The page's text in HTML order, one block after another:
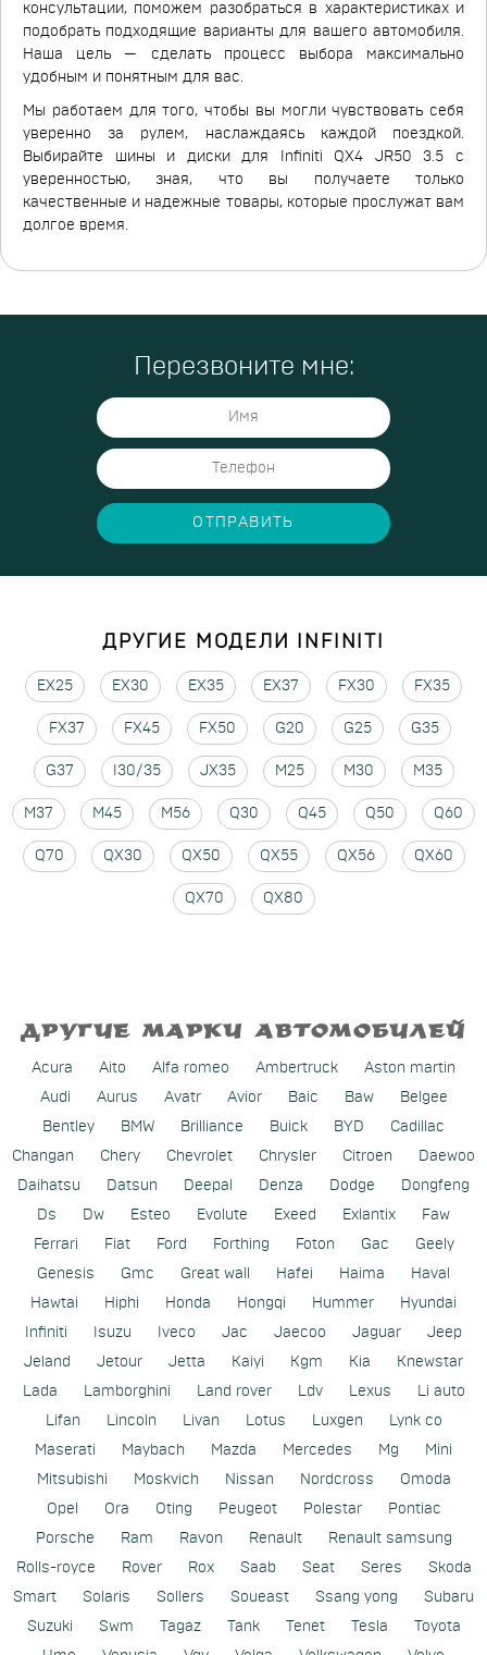
консультации, поможем разобраться в характеристиках и
подобрать подходящие варианты для вашего автомобиля.
Наша цель — сделать процесс выбора максимально
удобным и понятным для вас.
Мы работаем для того, чтобы вы могли чувствовать себя
уверенно за рулем, наслаждаясь каждой поездкой.
Выбирайте шины и диски для Infiniti QX4 JR50 3.5 с
уверенностью, зная, что вы получаете только
качественные и надежные товары, которые прослужат вам
долгое время.
Перезвоните мне:
ОТПРАВИТЬ
ДРУГИЕ МОДЕЛИ INFINITI
EX25 EX30 EX35 EX37 FX30 FX35
FX37 FX45 FX50 G20 G25 G35
G37 I30/35 JX35 M25 M30 M35
M37 M45 M56 Q30 Q45 Q50 Q60
Q70 QX30 QX50 QX55 QX56 QX60
QX70 QX80
ДРУГИЕ МАРКИ АВТОМОБИЛЕЙ
Acura Aito Alfa romeo Ambertruck
Aston martin
Audi
Aurus Avatr Avior Baic Baw
Belgee
Bentley
BMW Brilliance Buick BYD
Cadillac
Changan
Chery Chevrolet Chrysler Citroen
Daewoo
Daihatsu
Datsun Deepal Denza Dodge
Dongfeng
Ds
Dw Esteo Evolute Exeed Exlantix
Faw
Ferrari
Fiat Ford Forthing Foton Gac
Geely
Genesis
Gmc Great wall Hafei Haima
Haval
Hawtai
Hiphi Honda Hongqi Hummer
Hyundai
Infiniti
Isuzu Iveco Jac Jaecoo Jaguar
Jeep
Jeland
Jetour Jetta Kaiyi Kgm Kia
Knewstar
Lada
Lamborghini Land rover Ldv Lexus
Li auto
Lifan
Lincoln Livan Lotus Luxgen
Lynk co
Maserati
Maybach Mazda Mercedes Mg
Mini
Mitsubishi
Moskvich Nissan Nordcross
Omoda
Opel
Ora Oting Peugeot Polestar
Pontiac
Porsche
Ram Ravon Renault
Renault samsung
Rolls-royce
Rover Rox Saab Seat Seres
Skoda
Smart
Solaris Sollers Soueast Ssang yong
Subaru
Suzuki
Swm Tagaz Tank Tenet Tesla
Toyota